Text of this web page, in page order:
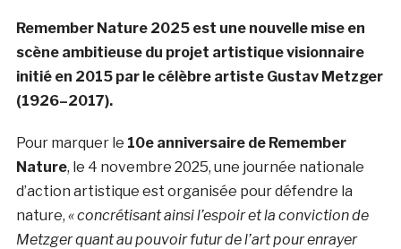
Remember Nature 2025 est une nouvelle mise en
scène ambitieuse du projet artistique visionnaire
initié en 2015 par le célèbre artiste Gustav Metzger
(1926–2017).
Pour marquer le 10e anniversaire de Remember
Nature, le 4 novembre 2025, une journée nationale
d’action artistique est organisée pour défendre la
nature, « concrétisant ainsi l’espoir et la conviction de
Metzger quant au pouvoir futur de l’art pour enrayer